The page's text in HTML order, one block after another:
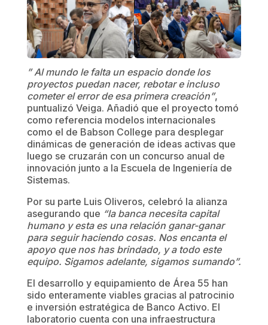
” Al mundo le falta un espacio donde los
proyectos puedan nacer, rebotar e incluso
cometer el error de esa primera creación”,
puntualizó Veiga. Añadió que el proyecto tomó
como referencia modelos internacionales
como el de Babson College para desplegar
dinámicas de generación de ideas activas que
luego se cruzarán con un concurso anual de
innovación junto a la Escuela de Ingeniería de
Sistemas.
Por su parte Luis Oliveros, celebró la alianza
asegurando que “la banca necesita capital
humano y esta es una relación ganar-ganar
para seguir haciendo cosas. Nos encanta el
apoyo que nos has brindado, y a todo este
equipo. Sigamos adelante, sigamos sumando”.
El desarrollo y equipamiento de Área 55 han
sido enteramente viables gracias al patrocinio
e inversión estratégica de Banco Activo. El
laboratorio cuenta con una infraestructura